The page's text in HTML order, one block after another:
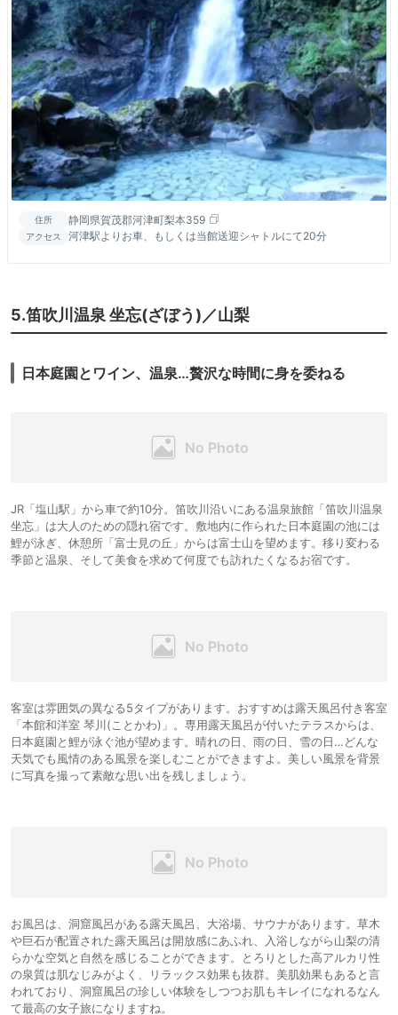
住所 静岡県賀茂郡河津町梨本359
アクセス 河津駅よりお車、もしくは当館送迎シャトルにて20分
5.笛吹川温泉 坐忘(ざぼう)／山梨
日本庭園とワイン、温泉…贅沢な時間に身を委ねる
JR「塩山駅」から車で約10分。笛吹川沿いにある温泉旅館「笛吹川温泉
坐忘」は大人のための隠れ宿です。敷地内に作られた日本庭園の池には
鯉が泳ぎ、休憩所「富士見の丘」からは富士山を望めます。移り変わる
季節と温泉、そして美食を求めて何度でも訪れたくなるお宿です。
客室は雰囲気の異なる5タイプがあります。おすすめは露天風呂付き客室
「本館和洋室 琴川(ことかわ)」。専用露天風呂が付いたテラスからは、
日本庭園と鯉が泳ぐ池が望めます。晴れの日、雨の日、雪の日…どんな
天気でも風情のある風景を楽しむことができますよ。美しい風景を背景
に写真を撮って素敵な思い出を残しましょう。
お風呂は、洞窟風呂がある露天風呂、大浴場、サウナがあります。草木
や巨石が配置された露天風呂は開放感にあふれ、入浴しながら山梨の清
らかな空気と自然を感じることができます。とろりとした高アルカリ性
の泉質は肌なじみがよく、リラックス効果も抜群。美肌効果もあると言
われており、洞窟風呂の珍しい体験をしつつお肌もキレイになれるなん
て最高の女子旅になりますね。